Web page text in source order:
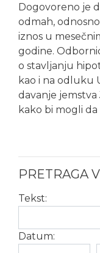
Dogovoreno je
odmah,
iznos u
godine.
o stavljanju
kao i na odluku
davanje jemstva
kako bi mogli
PRETRAGA
Tekst:
Datum: